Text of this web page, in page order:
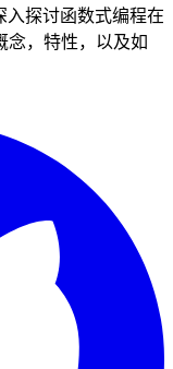
入探讨函数式编程在
念，特性，以及如